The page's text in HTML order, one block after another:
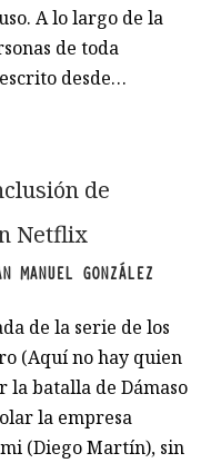
A lo largo de la
de toda
desde…
de
Netflix
MANUEL GONZÁLEZ
de la serie de los
(Aquí no hay quien
la batalla de Dámaso
la empresa
(Diego Martín), sin